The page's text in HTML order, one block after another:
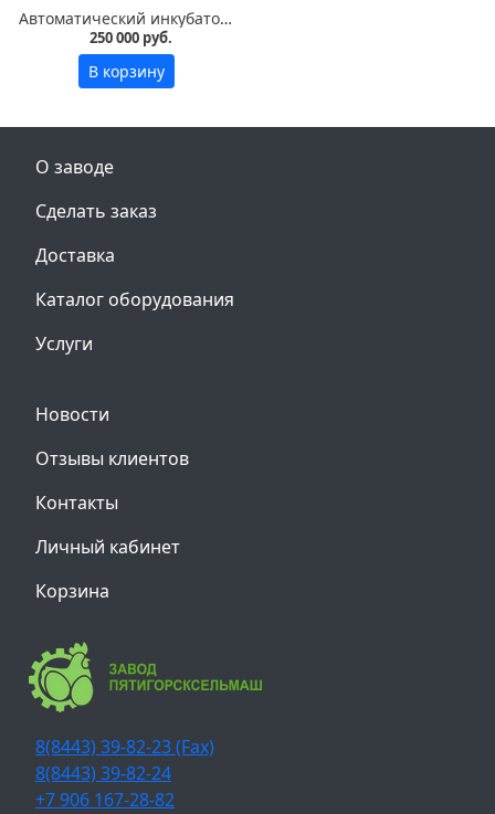
Автоматический инкубатор Vega S30 LED на 3000 яиц
250 000 руб.
В корзину
О заводе
Сделать заказ
Доставка
Каталог оборудования
Услуги
Новости
Отзывы клиентов
Контакты
Личный кабинет
Корзина
8(8443) 39-82-23 (Fax)
8(8443) 39-82-24
+7 906 167-28-82